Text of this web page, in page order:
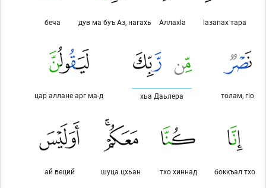
lазапах тара
Аллахlа
дув ма буъ Аз, нагахь
беча
толам, гlо
хьа Даьлера
цар аллане арг ма-д
боккъал тхо
тхо хиннад
шуца цхьан
ай веций